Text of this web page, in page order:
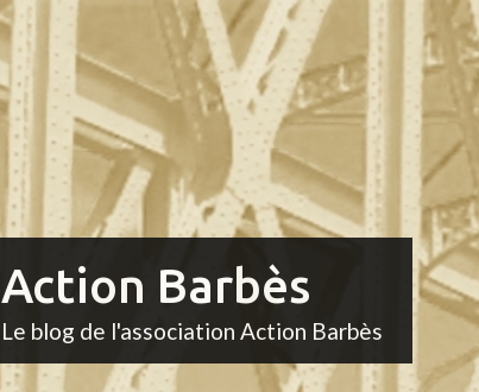
Action Barbès
Le blog de l'association Action Barbès